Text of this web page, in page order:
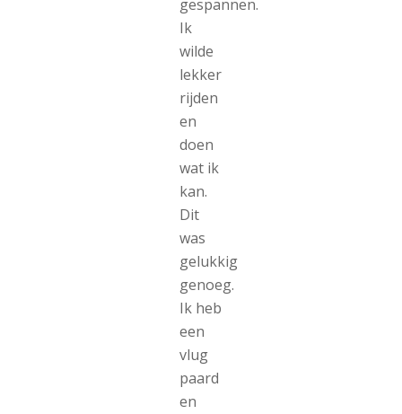
gespannen.
Ik
wilde
lekker
rijden
en
doen
wat ik
kan.
Dit
was
gelukkig
genoeg.
Ik heb
een
vlug
paard
en